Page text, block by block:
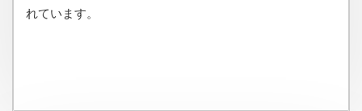
れています。